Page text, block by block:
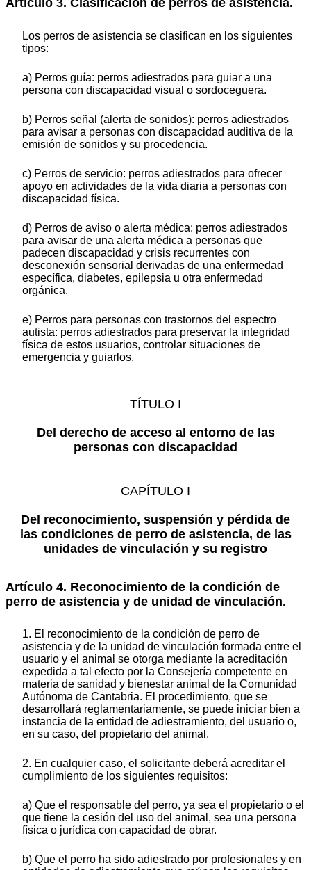
Artículo 3. Clasificación de perros de asistencia.
Los perros de asistencia se clasifican en los siguientes
tipos:
a) Perros guía: perros adiestrados para guiar a una
persona con discapacidad visual o sordoceguera.
b) Perros señal (alerta de sonidos): perros adiestrados
para avisar a personas con discapacidad auditiva de la
emisión de sonidos y su procedencia.
c) Perros de servicio: perros adiestrados para ofrecer
apoyo en actividades de la vida diaria a personas con
discapacidad física.
d) Perros de aviso o alerta médica: perros adiestrados
para avisar de una alerta médica a personas que
padecen discapacidad y crisis recurrentes con
desconexión sensorial derivadas de una enfermedad
específica, diabetes, epilepsia u otra enfermedad
orgánica.
e) Perros para personas con trastornos del espectro
autista: perros adiestrados para preservar la integridad
física de estos usuarios, controlar situaciones de
emergencia y guiarlos.
TÍTULO I
Del derecho de acceso al entorno de las
personas con discapacidad
CAPÍTULO I
Del reconocimiento, suspensión y pérdida de
las condiciones de perro de asistencia, de las
unidades de vinculación y su registro
Artículo 4. Reconocimiento de la condición de
perro de asistencia y de unidad de vinculación.
1. El reconocimiento de la condición de perro de
asistencia y de la unidad de vinculación formada entre el
usuario y el animal se otorga mediante la acreditación
expedida a tal efecto por la Consejería competente en
materia de sanidad y bienestar animal de la Comunidad
Autónoma de Cantabria. El procedimiento, que se
desarrollará reglamentariamente, se puede iniciar bien a
instancia de la entidad de adiestramiento, del usuario o,
en su caso, del propietario del animal.
2. En cualquier caso, el solicitante deberá acreditar el
cumplimiento de los siguientes requisitos:
a) Que el responsable del perro, ya sea el propietario o el
que tiene la cesión del uso del animal, sea una persona
física o jurídica con capacidad de obrar.
b) Que el perro ha sido adiestrado por profesionales y en